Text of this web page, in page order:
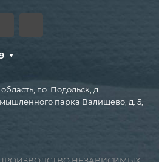
г.о. Подольск, д.
парка Валищево, д. 5,